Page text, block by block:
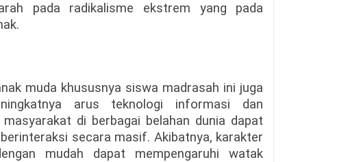
pada radikalisme ekstrem yang pada
muda khususnya siswa madrasah ini juga
arus teknologi informasi dan
di berbagai belahan dunia dapat
secara masif. Akibatnya, karakter
mudah dapat mempengaruhi watak